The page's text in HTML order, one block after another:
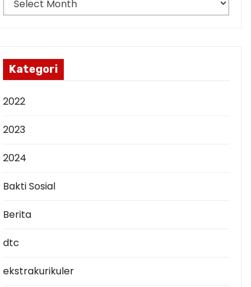
r
Kategori
2022
2023
2024
Bakti Sosial
Berita
dtc
ekstrakurikuler